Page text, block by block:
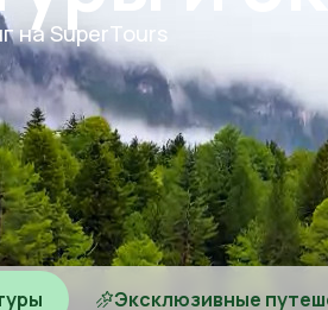
на SuperTours
Эксклюзивные